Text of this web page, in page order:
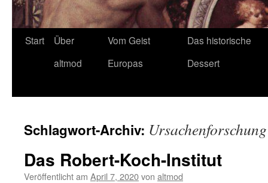
Start
Über
altmod
Vom Geist
Europas
Das historische
Dessert
Schlagwort-Archiv: Ursachenforschung
Das Robert-Koch-Institut
Veröffentlicht am April 7, 2020von altmod